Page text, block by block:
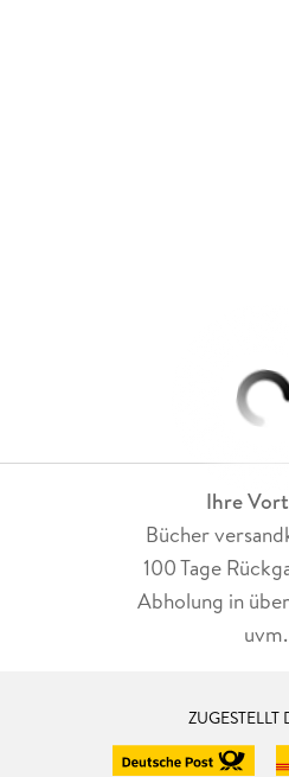
Ihre
Bücher
100 Tage
Abholung in
uvm.
ZUGESTELLT